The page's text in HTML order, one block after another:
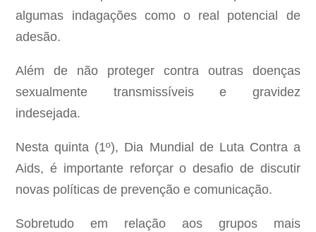
algumas indagações como o real potencial de
adesão.
Além de não proteger contra outras doenças
sexualmente transmissíveis e gravidez
indesejada.
Nesta quinta (1º), Dia Mundial de Luta Contra a
Aids, é importante reforçar o desafio de discutir
novas políticas de prevenção e comunicação.
Sobretudo em relação aos grupos mais